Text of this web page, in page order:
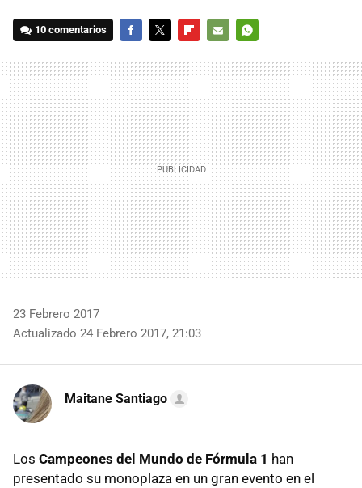
10 comentarios
MAIL
23 Febrero 2017
Actualizado 24 Febrero 2017, 21:03
Maitane Santiago
Los Campeones del Mundo de Fórmula 1 han
presentado su monoplaza en un gran evento en el